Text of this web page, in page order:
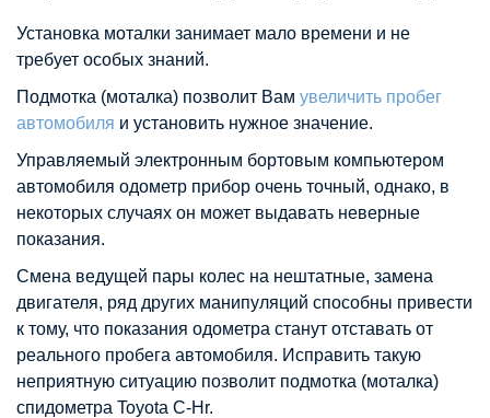
Установка моталки занимает мало времени и не
требует особых знаний.
Подмотка (моталка) позволит Вам увеличить пробег
автомобиля и установить нужное значение.
Управляемый электронным бортовым компьютером
автомобиля одометр прибор очень точный, однако, в
некоторых случаях он может выдавать неверные
показания.
Смена ведущей пары колес на нештатные, замена
двигателя, ряд других манипуляций способны привести
к тому, что показания одометра станут отставать от
реального пробега автомобиля. Исправить такую
неприятную ситуацию позволит подмотка (моталка)
спидометра Toyota C-Hr.